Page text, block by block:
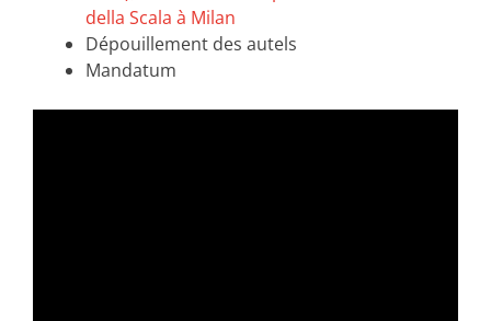
della Scala à Milan
Dépouillement des autels
Mandatum